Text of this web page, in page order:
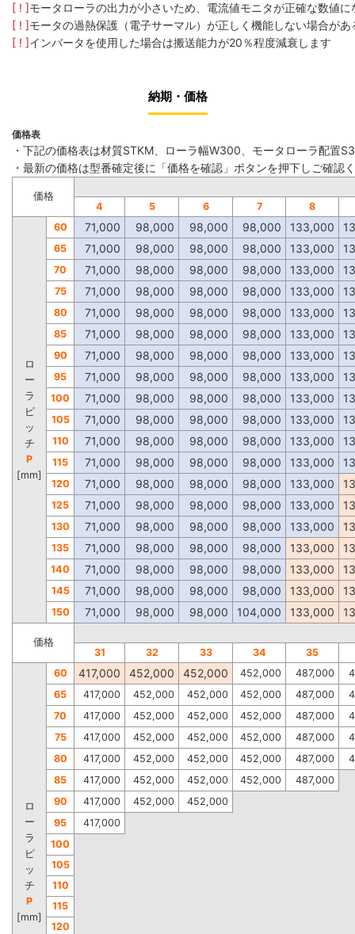
[ ! ]モータローラの出力が小さいため、電流値モニタが正確な数値
[ ! ]モータの過熱保護（電子サーマル）が正しく機能しない場合が
[ ! ]インバータを使用した場合は搬送能力が20％程度減衰します
納期・価格
価格表
・下記の価格表は材質STKM、ローラ幅W300、モータローラ配置
・最新の価格は型番確定後に「価格を確認」ボタンを押下しご確認
価格
4
5 6 7 8
ロ
ー
ラ
ピ
ッ
チ
P
[mm]
60 71,000 98,000 98,000 98,000 133,000
65 71,000 98,000 98,000 98,000 133,000
70 71,000 98,000 98,000 98,000 133,000
75 71,000 98,000 98,000 98,000 133,000
80 71,000 98,000 98,000 98,000 133,000
85 71,000 98,000 98,000 98,000 133,000
90 71,000 98,000 98,000 98,000 133,000
95 71,000 98,000 98,000 98,000 133,000
100 71,000 98,000 98,000 98,000 133,000
105 71,000 98,000 98,000 98,000 133,000
110 71,000 98,000 98,000 98,000 133,000
115 71,000 98,000 98,000 98,000 133,000
120 71,000 98,000 98,000 98,000 133,000
125 71,000 98,000 98,000 98,000 133,000
130 71,000 98,000 98,000 98,000 133,000
135 71,000 98,000 98,000 98,000 133,000
140 71,000 98,000 98,000 98,000 133,000
145 71,000 98,000 98,000 98,000 133,000
150 71,000 98,000 98,000 104,000 133,000
価格
31
32 33 34 35
ロ
ー
ラ
ピ
ッ
チ
P
[mm]
60 417,000 452,000 452,000 452,000 487,000
65
417,000 452,000 452,000 452,000 487,000
70
417,000 452,000 452,000 452,000 487,000
75
417,000 452,000 452,000 452,000 487,000
80
417,000 452,000 452,000 452,000 487,000
85
417,000 452,000 452,000 452,000
487,000
90
417,000 452,000
452,000
95
417,000
100
105
110
115
120